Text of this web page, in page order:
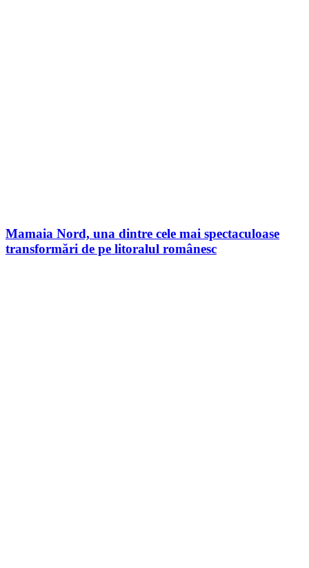
Mamaia Nord, una dintre cele mai spectaculoase
transformări de pe litoralul românesc